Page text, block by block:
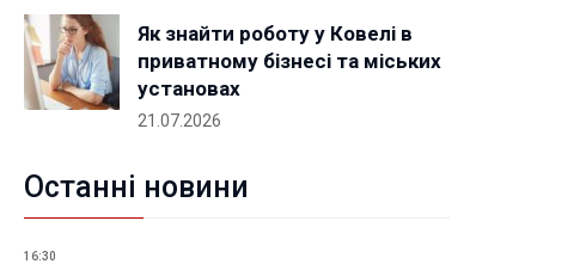
Як знайти роботу у Ковелі в
приватному бізнесі та міських
установах
21.07.2026
Останні новини
16:30